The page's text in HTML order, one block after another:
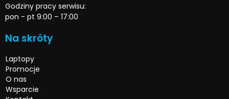
Godziny pracy serwisu:
pon - pt 9:00 – 17:00
Na skróty
Laptopy
Promocje
O nas
Wsparcie